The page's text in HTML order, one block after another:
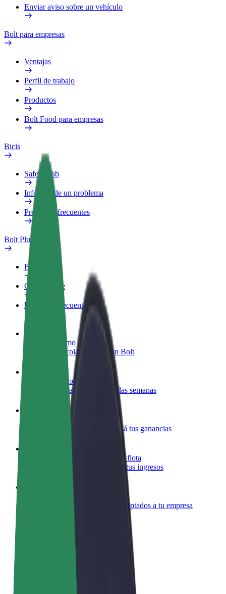
Enviar aviso sobre un vehículo
Bolt para empresas
Ventajas
Perfil de trabajo
Productos
Bolt Food para empresas
Bicis
Safety Lab
Informar de un problema
Preguntas frecuentes
Bolt Plus
Beneficios
Cómo unirse
Preguntas frecuentes
Colaborar como conductor
Gana dinero colaborando con Bolt
Colaborar como repartidor
Repartí comida y cobrá todas las semanas
Añadir un restaurante o tienda
Llegá a más clientes y maximizá tus ganancias
Registrarse como propietario de flota
Añadí tu flota a Bolt y potenciá tus ingresos
Productos y servicios de Bolt adaptados a tu empresa